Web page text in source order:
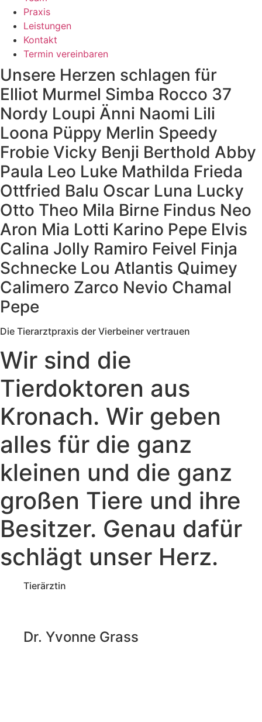
Praxis
Leistungen
Kontakt
Termin vereinbaren
Unsere Herzen schlagen für
Elliot Murmel Simba Rocco 37
Nordy Loupi Änni Naomi Lili
Loona Püppy Merlin Speedy
Frobie Vicky Benji Berthold Abby
Paula Leo Luke Mathilda Frieda
Ottfried Balu Oscar Luna Lucky
Otto Theo Mila Birne Findus Neo
Aron Mia Lotti Karino Pepe Elvis
Calina Jolly Ramiro Feivel Finja
Schnecke Lou Atlantis Quimey
Calimero Zarco Nevio Chamal
Pepe
Die Tierarztpraxis der Vierbeiner vertrauen
Wir sind die
Tierdoktoren aus
Kronach. Wir geben
alles für die ganz
kleinen und die ganz
großen Tiere und ihre
Besitzer. Genau dafür
schlägt unser Herz.
Tierärztin
Dr. Yvonne Grass